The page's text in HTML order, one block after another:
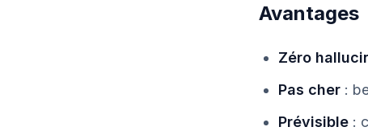
Avantages
Zéro
Pas cher :
Prévisible :